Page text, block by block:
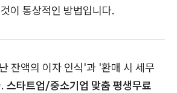
이 통상적인 방법입니다.
잔액의 이자 인식'과 '환매 시 세무
스타트업/중소기업 맞춤 평생무료